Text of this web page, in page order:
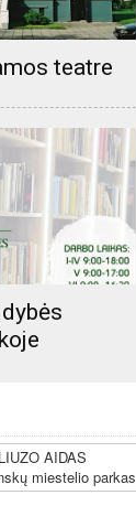
teatre
AIDAS
miestelio parkas